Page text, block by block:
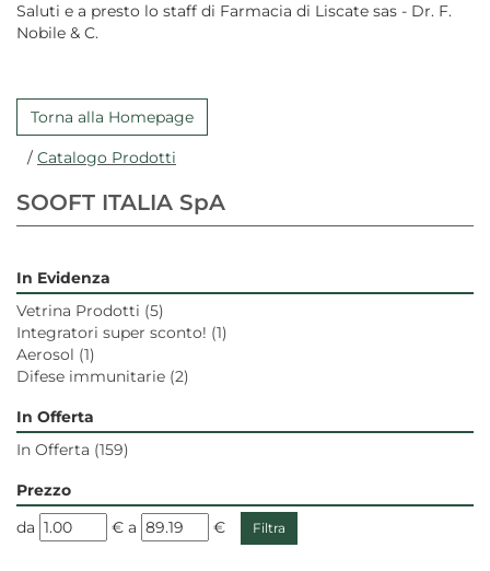
Saluti e a presto lo staff di Farmacia di Liscate sas - Dr. F.
Nobile & C.
Torna alla Homepage
/ Catalogo Prodotti
SOOFT ITALIA SpA
In Evidenza
Vetrina Prodotti (5)
Integratori super sconto! (1)
Aerosol (1)
Difese immunitarie (2)
In Offerta
In Offerta (159)
Prezzo
filtra
da € filtra
a €